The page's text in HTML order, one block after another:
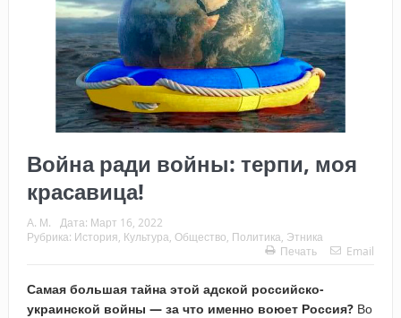
Война ради войны: терпи, моя
красавица!
А. М. Дата: Март 16, 2022
Рубрика: История Культура Общество Политика Этника
Печать
Email
Самая большая тайна этой адской российско-
украинской войны — за что именно воюет Россия?Во